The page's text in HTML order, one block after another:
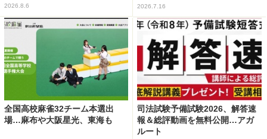
2026.8.6 2026.7.16
全国高校麻雀32チーム本選出
場…麻布や大阪星光、東海も
司法試験予備試験2026、解答速
報＆総評動画を無料公開…アガ
ルート